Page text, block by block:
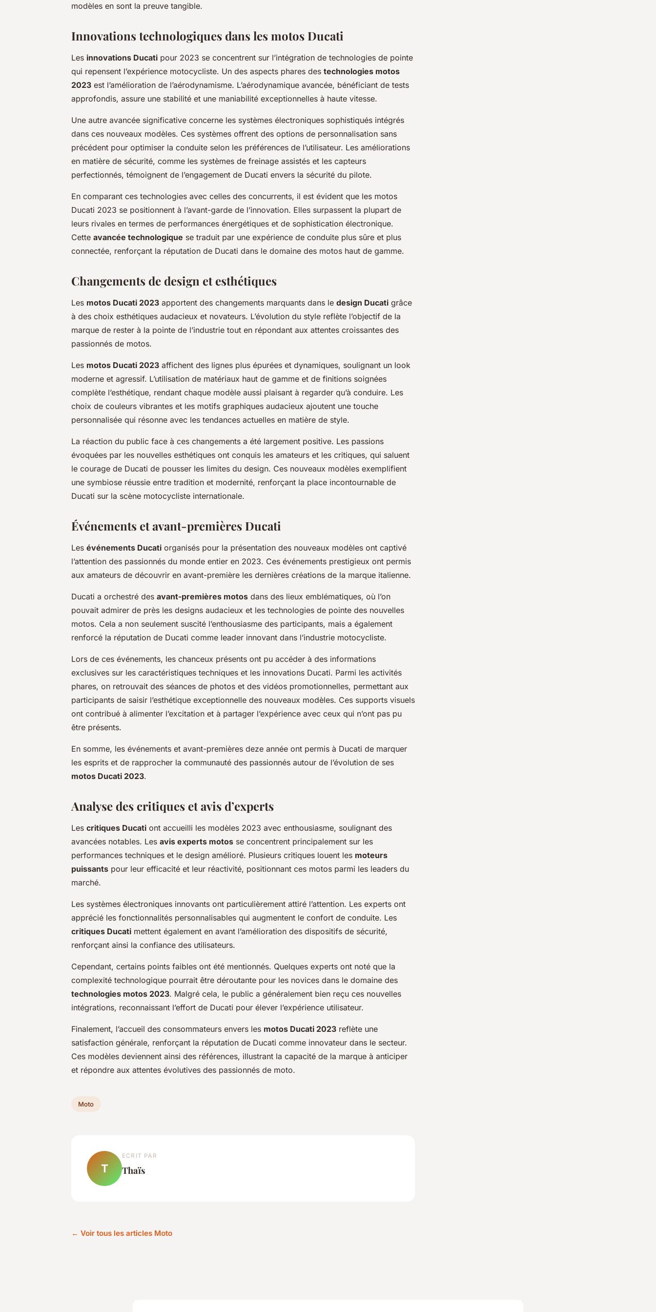
modèles en sont la preuve tangible.
Innovations technologiques dans les motos Ducati
Les innovations Ducati pour 2023 se concentrent sur l’intégration de technologies de pointe
qui repensent l’expérience motocycliste. Un des aspects phares des technologies motos
2023 est l’amélioration de l’aérodynamisme. L’aérodynamique avancée, bénéficiant de tests
approfondis, assure une stabilité et une maniabilité exceptionnelles à haute vitesse.
Une autre avancée significative concerne les systèmes électroniques sophistiqués intégrés
dans ces nouveaux modèles. Ces systèmes offrent des options de personnalisation sans
précédent pour optimiser la conduite selon les préférences de l’utilisateur. Les améliorations
en matière de sécurité, comme les systèmes de freinage assistés et les capteurs
perfectionnés, témoignent de l’engagement de Ducati envers la sécurité du pilote.
En comparant ces technologies avec celles des concurrents, il est évident que les motos
Ducati 2023 se positionnent à l’avant-garde de l’innovation. Elles surpassent la plupart de
leurs rivales en termes de performances énergétiques et de sophistication électronique.
Cette avancée technologique se traduit par une expérience de conduite plus sûre et plus
connectée, renforçant la réputation de Ducati dans le domaine des motos haut de gamme.
Changements de design et esthétiques
Les motos Ducati 2023 apportent des changements marquants dans le design Ducati grâce
à des choix esthétiques audacieux et novateurs. L’évolution du style reflète l’objectif de la
marque de rester à la pointe de l’industrie tout en répondant aux attentes croissantes des
passionnés de motos.
Les motos Ducati 2023 affichent des lignes plus épurées et dynamiques, soulignant un look
moderne et agressif. L’utilisation de matériaux haut de gamme et de finitions soignées
complète l’esthétique, rendant chaque modèle aussi plaisant à regarder qu’à conduire. Les
choix de couleurs vibrantes et les motifs graphiques audacieux ajoutent une touche
personnalisée qui résonne avec les tendances actuelles en matière de style.
La réaction du public face à ces changements a été largement positive. Les passions
évoquées par les nouvelles esthétiques ont conquis les amateurs et les critiques, qui saluent
le courage de Ducati de pousser les limites du design. Ces nouveaux modèles exemplifient
une symbiose réussie entre tradition et modernité, renforçant la place incontournable de
Ducati sur la scène motocycliste internationale.
Événements et avant-premières Ducati
Les événements Ducati organisés pour la présentation des nouveaux modèles ont captivé
l’attention des passionnés du monde entier en 2023. Ces événements prestigieux ont permis
aux amateurs de découvrir en avant-première les dernières créations de la marque italienne.
Ducati a orchestré des avant-premières motos dans des lieux emblématiques, où l’on
pouvait admirer de près les designs audacieux et les technologies de pointe des nouvelles
motos. Cela a non seulement suscité l’enthousiasme des participants, mais a également
renforcé la réputation de Ducati comme leader innovant dans l’industrie motocycliste.
Lors de ces événements, les chanceux présents ont pu accéder à des informations
exclusives sur les caractéristiques techniques et les innovations Ducati. Parmi les activités
phares, on retrouvait des séances de photos et des vidéos promotionnelles, permettant aux
participants de saisir l’esthétique exceptionnelle des nouveaux modèles. Ces supports visuels
ont contribué à alimenter l’excitation et à partager l’expérience avec ceux qui n’ont pas pu
être présents.
En somme, les événements et avant-premières deze année ont permis à Ducati de marquer
les esprits et de rapprocher la communauté des passionnés autour de l’évolution de ses
motos Ducati 2023.
Analyse des critiques et avis d’experts
Les critiques Ducati ont accueilli les modèles 2023 avec enthousiasme, soulignant des
avancées notables. Les avis experts motos se concentrent principalement sur les
performances techniques et le design amélioré. Plusieurs critiques louent les moteurs
puissants pour leur efficacité et leur réactivité, positionnant ces motos parmi les leaders du
marché.
Les systèmes électroniques innovants ont particulièrement attiré l’attention. Les experts ont
apprécié les fonctionnalités personnalisables qui augmentent le confort de conduite. Les
critiques Ducati mettent également en avant l’amélioration des dispositifs de sécurité,
renforçant ainsi la confiance des utilisateurs.
Cependant, certains points faibles ont été mentionnés. Quelques experts ont noté que la
complexité technologique pourrait être déroutante pour les novices dans le domaine des
technologies motos 2023. Malgré cela, le public a généralement bien reçu ces nouvelles
intégrations, reconnaissant l’effort de Ducati pour élever l’expérience utilisateur.
Finalement, l’accueil des consommateurs envers les motos Ducati 2023 reflète une
satisfaction générale, renforçant la réputation de Ducati comme innovateur dans le secteur.
Ces modèles deviennent ainsi des références, illustrant la capacité de la marque à anticiper
et répondre aux attentes évolutives des passionnés de moto.
Moto
T
ECRIT PAR
Thaïs
← Voir tous les articles Moto